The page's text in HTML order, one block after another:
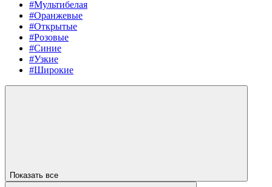
#Мультибелая
#Оранжевые
#Открытые
#Розовые
#Синие
#Узкие
#Широкие
Показать все